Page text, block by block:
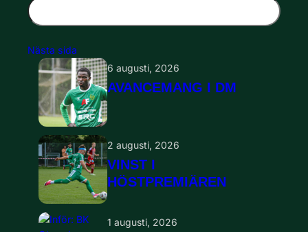
Nästa sida
6 augusti, 2026
AVANCEMANG I DM
2 augusti, 2026
VINST I
HÖSTPREMIÄREN
1 augusti, 2026